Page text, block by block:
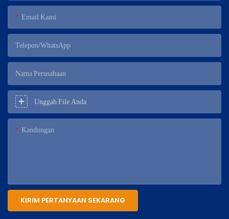
Email Kami
Telepon/WhatsApp
Nama Perusahaan
Unggah File Anda
Kandungan
KIRIM PERTANYAAN SEKARANG